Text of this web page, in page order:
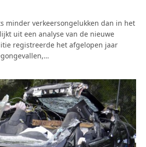
minder verkeersongelukken dan in het
uit een analyse van de nieuwe
registreerde het afgelopen jaar